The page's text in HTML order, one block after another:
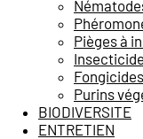
Pièges à
Purins
BIODIVERSITE
ENTRETIEN